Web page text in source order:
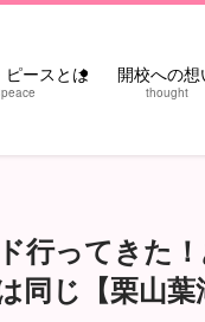
ピースとは 開校への想
thought
行ってきた
同じ【栗山